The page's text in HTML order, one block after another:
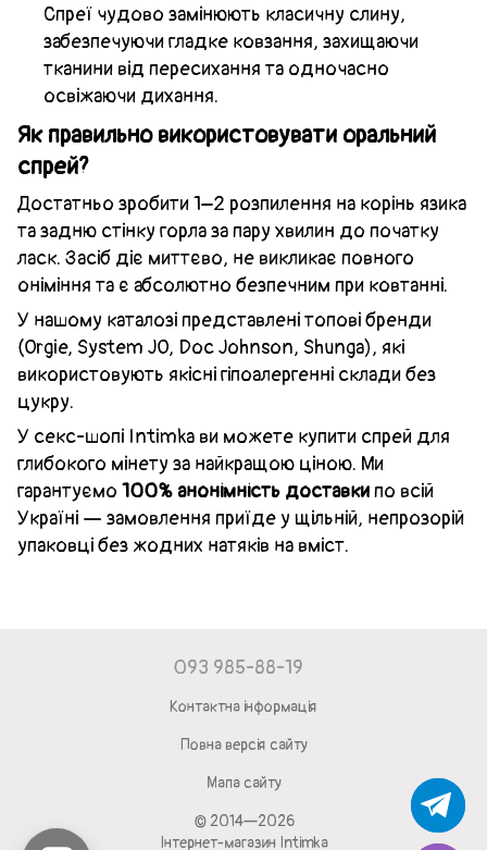
Спреї чудово замінюють класичну слину,
забезпечуючи гладке ковзання, захищаючи
тканини від пересихання та одночасно
освіжаючи дихання.
Як правильно використовувати оральний
спрей?
Достатньо зробити 1–2 розпилення на корінь язика
та задню стінку горла за пару хвилин до початку
ласк. Засіб діє миттєво, не викликає повного
оніміння та є абсолютно безпечним при ковтанні.
У нашому каталозі представлені топові бренди
(Orgie, System JO, Doc Johnson, Shunga), які
використовують якісні гіпоалергенні склади без
цукру.
У секс-шопі Intimka ви можете купити спрей для
глибокого мінету за найкращою ціною. Ми
гарантуємо 100% анонімність доставкипо всій
Україні — замовлення приїде у щільній, непрозорій
упаковці без жодних натяків на вміст.
093 985-88-19
Контактна інформація
Повна версія сайту
Мапа сайту
© 2014—2026
Інтернет-магазин Intimka